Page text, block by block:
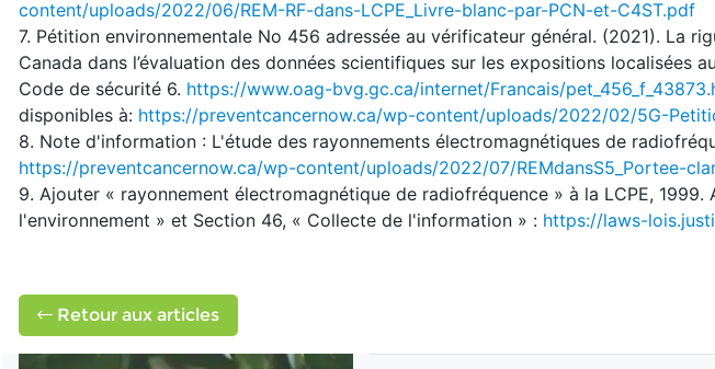
content/uploads/2022/06/REM-RF-dans-LCPE_Livre-blanc-par-PCN-et-C4ST.pdf
7. Pétition environnementale No 456 adressée au vérificateur général. (2021). La
Canada dans l’évaluation des données scientifiques sur les expositions localisées
Code de sécurité 6. https://www.oag-bvg.gc.ca/internet/Francais/
disponibles à: https://preventcancernow.ca/wp-content/uploads/2022/02/5G-
8. Note d'information : L'étude des rayonnements électromagnétiques de
https://preventcancernow.ca/wp-content/uploads/2022/07/REMdansS5_Portee-
9. Ajouter « rayonnement électromagnétique de radiofréquence » à la LCPE,
l'environnement » et Section 46, « Collecte de l'information » : https://laws-
Retour aux articles